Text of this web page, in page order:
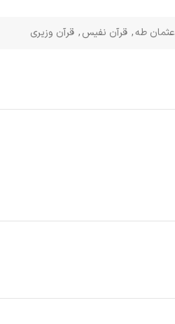
عثمان طه, قرآن نفیس, قرآن وزیری